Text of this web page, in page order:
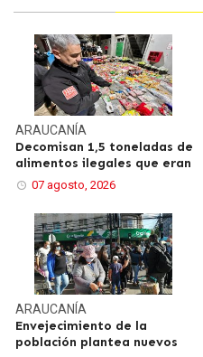
ARAUCANÍA
Decomisan 1,5 toneladas de
alimentos ilegales que eran
07 agosto, 2026
ARAUCANÍA
Envejecimiento de la
población plantea nuevos